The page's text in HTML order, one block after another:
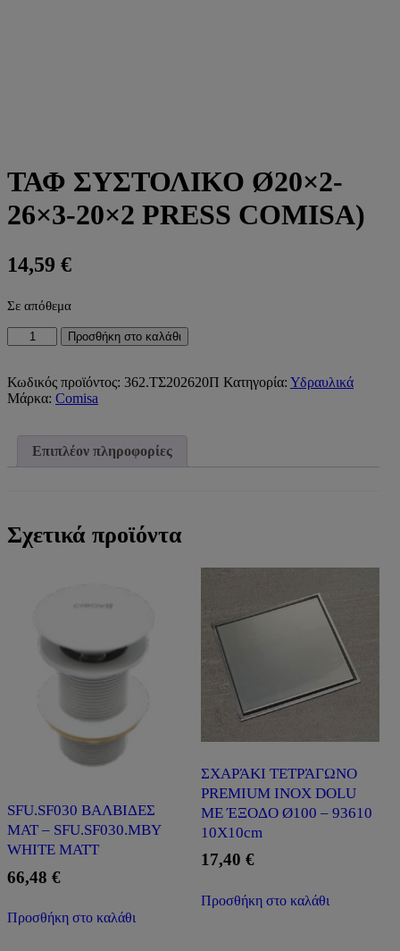
ΤΑΦ ΣΥΣΤΟΛΙΚΟ Ø20×2-
26×3-20×2 PRESS COMISA)
14,59 €
Σε απόθεμα
ΤΑΦ
ΣΥΣΤΟΛΙΚΟ
26x3-
20x2
ποσότητα
Προσθήκη στο καλάθι
Κωδικός προϊόντος: 362.ΤΣ202620Π Κατηγορία: Υδραυλικά
Μάρκα: Comisa
Επιπλέον πληροφορίες
Σχετικά προϊόντα
SFU.SF030 ΒΑΛΒΙΔΕΣ
ΜΑΤ – SFU.SF030.MBY
WHITE MATT
66,48 €
Προσθήκη στο καλάθι
ΣΧΑΡΆΚΙ ΤΕΤΡΆΓΩΝΟ
PREMIUM INOX DOLU
ΜΕ ΈΞΟΔΟ Ø100 – 93610
10X10cm
17,40 €
Προσθήκη στο καλάθι